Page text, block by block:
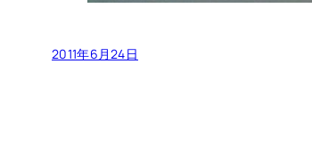
2011年6月24日